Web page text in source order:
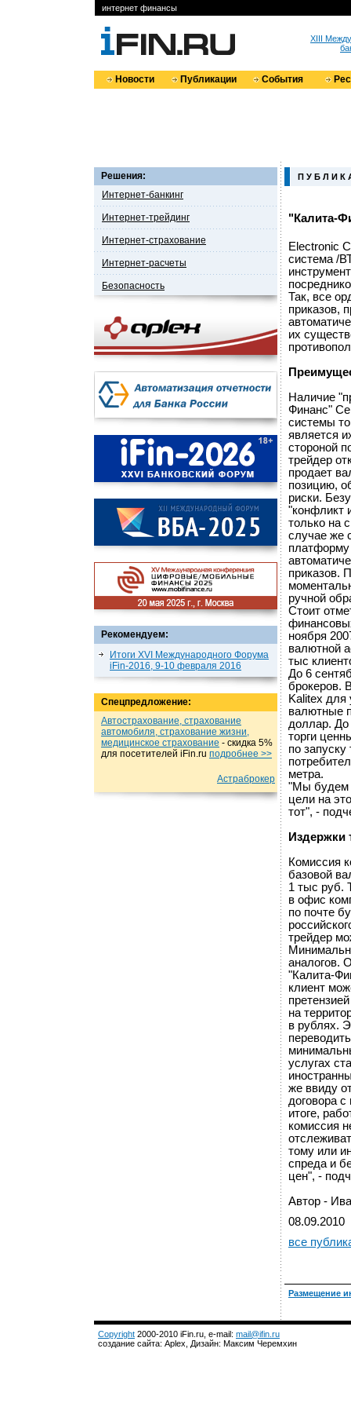
интернет финансы
XIII
Новости Публикации События
Решения:
Интернет-банкинг
Интернет-трейдинг
Интернет-страхование
Интернет-расчеты
Безопасность
Рекомендуем:
Итоги XVI Международного Форума
iFin-2016, 9-10 февраля 2016
Спецпредложение:
Автострахование, страхование
автомобиля, страхование жизни,
медицинское страхование - cкидка 5%
для посетителей iFin.ru подробнеe >>
Астраброкер
П У Б Л И К
"Калита-
Electronic
система /
Так, все
приказов,
их
Наличие
Финанс"
системы
является
стороной
трейдер
продает
позицию,
риски.
"конфликт
только на
случае же
приказов.
ручной
Стоит
ноября
валютной
тыс
До 6
брокеров.
Kalitex для
валютные
доллар. До
торги
по
метра.
"Мы будем
цели на
тот", -
Издержки
Комиссия
базовой
1 тыс руб.
в офис
по почте
трейдер
аналогов.
"Калита-
клиент
на
в рублях.
услугах
же ввиду
договора
итоге,
комиссия
тому или
спреда и
цен", -
Автор -
08.09.2010
все
Размещение
Copyright 2000-2010 iFin.ru, e-mail: mail@ifin.ru
создание сайта: Aplex, Дизайн: Максим Черемхин